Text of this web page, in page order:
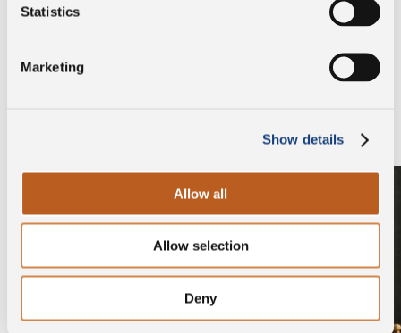
Statistics
Marketing
Show details
Allow all
Allow selection
Deny
Parcourez la galerie pour découvrir qui sont nos